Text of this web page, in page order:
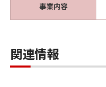
事業内容
関連情報